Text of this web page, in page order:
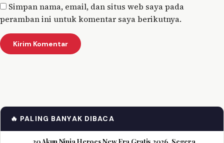
Simpan nama, email, dan situs web saya pada
peramban ini untuk komentar saya berikutnya.
🔥 PALING BANYAK DIBACA